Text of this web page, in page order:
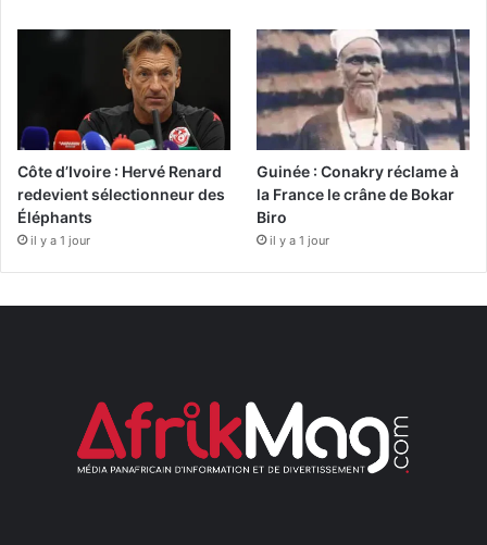
Côte d’Ivoire : Hervé Renard
redevient sélectionneur des
Éléphants
il y a 1 jour
Guinée : Conakry réclame à
la France le crâne de Bokar
Biro
il y a 1 jour